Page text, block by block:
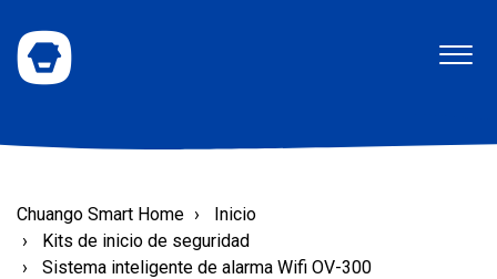
Chuango Smart Home
Inicio
Kits de inicio de seguridad
Sistema inteligente de alarma Wifi OV-300